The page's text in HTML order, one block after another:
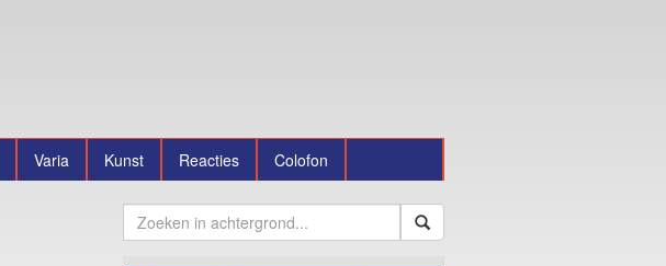
Varia Kunst Reacties Colofon